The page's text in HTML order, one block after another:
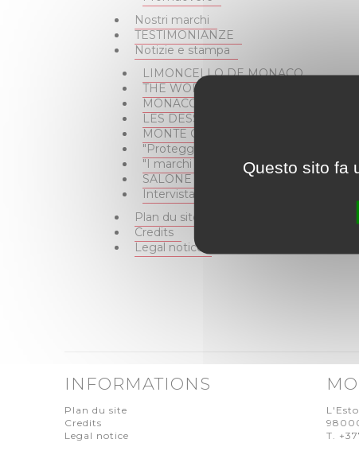
Nostri marchi
TESTIMONIANZE
Notizie e stampa
LIMONCELLO DE MONACO
THE WORLD'S LARGEST LICENSING
MONACO BUSINESS 2024
LES DESSOUS DE MONACO
MONTE CARLO VERMOUTH : UNE
"Proteggiamo e valorizziamo il marchio
"I marchi "Monaco" e "Monte Carlo"
SALONE MONACO BUSINESS 2022
Intervista di Luglio 2020 - MONACO
Plan du site
Credits
Legal notice
INFORMATIONS
Plan du site
Credits
Legal notice
T.
Questo sito fa